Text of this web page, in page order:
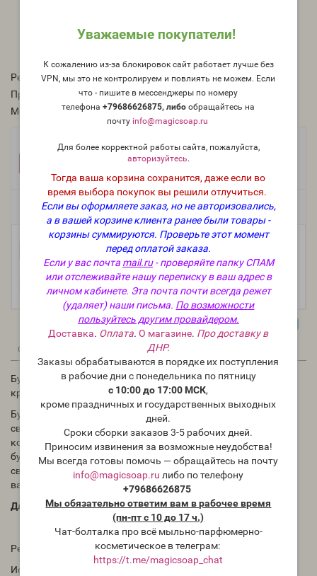
Уважаемые покупатели!
К сожалению из-за блокировок сайт работает лучше без
VPN, мы это не контролируем и повлиять не можем. Если
что - пишите в мессенджеры по номеру
телефона+79686626875, либообращайтесь на
почту info@magicsoap.ru
Для более корректной работы сайта, пожалуйста,
авторизуйтесь.
Тогда ваша корзина сохранится, даже если во
время выбора покупок вы решили отлучиться.
Если вы оформляете заказ, но не авторизовались,
а в вашей корзине клиента ранее были товары -
корзины суммируются. Проверьте этот момент
перед оплатой заказа.
Если у вас почта mail.ru- проверяйте папку СПАМ
или отслеживайте нашу переписку в ваш адрес в
личном кабинете. Эта почта почти всегда режет
(удаляет) наши письма. По возможности
пользуйтесь другим провайдером.
Доставка. Оплата.О магазине. Про доставку в
ДНР.
Заказы обрабатываются в порядке их поступления
в рабочие дни с понедельника по пятницу
с 10:00 до 17:00 МСК,
кроме праздничных и государственных выходных
дней.
Сроки сборки заказов 3-5 рабочих дней.
Приносим извинения за возможные неудобства!
Мы всегда готовы помочь — обращайтесь на почту
info@magicsoap.ru либо по телефону
+79686626875
Мы обязательно ответим вам в рабочее время
(пн-пт с 10 до 17 ч.)
Чат-болталка про всё мыльно-парфюмерно-
косметическое в телеграм:
https://t.me/magicsoap_chat
Рейтинг:
Производитель:
Candle Science, США
Модель:
dye-USA-CS-02
Фасовка:
Есть в наличии
В корзину
Описание Вопрос - Ответ
Бургундский (CS Burgundy Liquid Candle Dye) - жидкий
краситель для свечей, США
Бургундский жидкий краситель для свечей дает цвет от
светлого до пыльно-розового в зависимости от типа воска и
количества используемого красителя. В соевом воске
бургундский краситель для свечей обычно дает оттенки от
светлого до среднего; тогда как парафин может
варьироваться от пастельных до глубоких оттенков.
Для проверки необходимо проводить тесты.
Рекомендации по использованию
Использование: 3 капли/450 грамм для более светлого